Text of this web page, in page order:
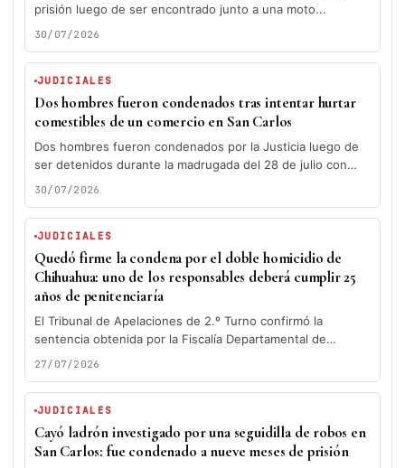
prisión luego de ser encontrado junto a una moto...
30/07/2026
JUDICIALES
Dos hombres fueron condenados tras intentar hurtar
comestibles de un comercio en San Carlos
Dos hombres fueron condenados por la Justicia luego de
ser detenidos durante la madrugada del 28 de julio con
varios...
30/07/2026
JUDICIALES
Quedó firme la condena por el doble homicidio de
Chihuahua: uno de los responsables deberá cumplir 25
años de penitenciaría
El Tribunal de Apelaciones de 2.º Turno confirmó la
sentencia obtenida por la Fiscalía Departamental de
Maldonado de 1.er Turno...
27/07/2026
JUDICIALES
Cayó ladrón investigado por una seguidilla de robos en
San Carlos: fue condenado a nueve meses de prisión